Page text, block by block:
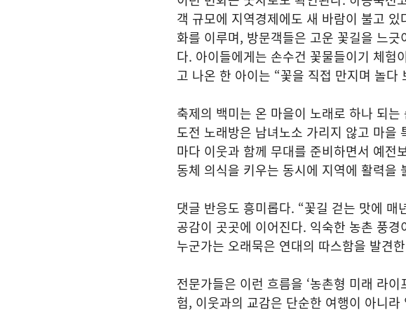
객 규모에 지역경제에도 새 바람이 불고
화를 이루며, 방문객들은 고운 꽃길을 느
다. 아이들에게는 손수건 꽃물들이기 체험
고 나온 한 아이는 “꽃을 직접 만지며 놀
축제의 백미는 온 마을이 노래로 하나 되
도전 노래방은 남녀노소 가리지 않고 마을
마다 이웃과 함께 무대를 준비하면서 예전
동체 의식을 키우는 동시에 지역에 활력을
댓글 반응도 흥미롭다. “꽃길 걷는 맛에
공감이 곳곳에 이어진다. 익숙한 농촌 풍
누군가는 오래묵은 연대의 따스함을 발견
전문가들은 이런 흐름을 ‘농촌형 미래 라
험, 이웃과의 교감은 단순한 여행이 아니